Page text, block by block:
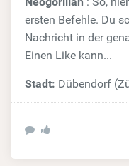
ersten Befehle. Du
Nachricht in der
Einen Like kann...
Stadt: Dübendorf